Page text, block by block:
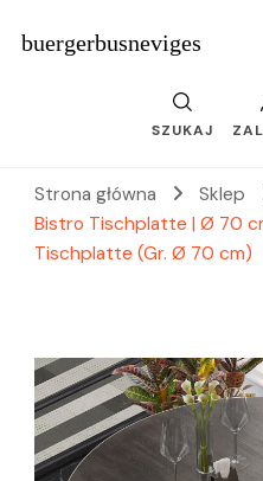
buergerbusneviges
SZUKAJ
Strona główna Sklep
Bistro Tischplatte | Ø 70
Tischplatte (Gr. Ø 70 cm)